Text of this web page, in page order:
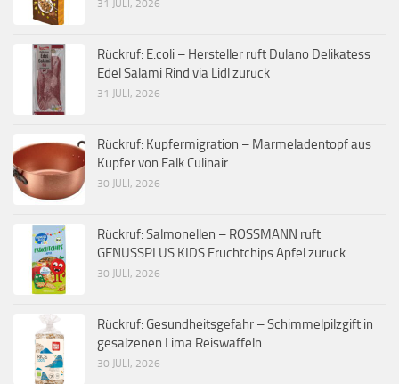
31 JULI, 2026
Rückruf: E.coli – Hersteller ruft Dulano Delikatess
Edel Salami Rind via Lidl zurück
31 JULI, 2026
Rückruf: Kupfermigration – Marmeladentopf aus
Kupfer von Falk Culinair
30 JULI, 2026
Rückruf: Salmonellen – ROSSMANN ruft
GENUSSPLUS KIDS Fruchtchips Apfel zurück
30 JULI, 2026
Rückruf: Gesundheitsgefahr – Schimmelpilzgift in
gesalzenen Lima Reiswaffeln
30 JULI, 2026